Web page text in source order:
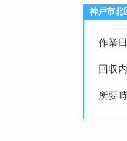
神戸市北
作業
回収
所要